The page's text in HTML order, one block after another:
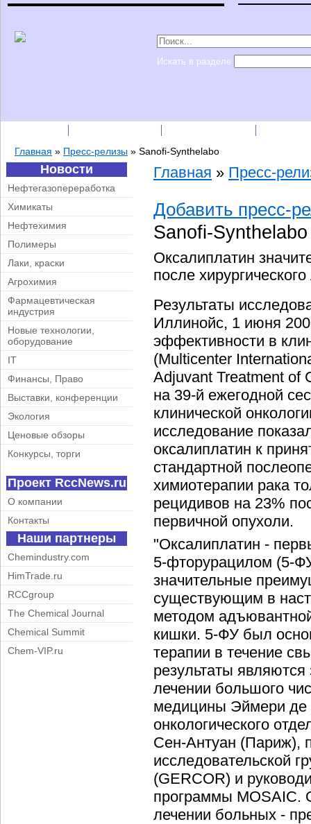
Искать в разделе
Главная » Пресс-релизы » Sanofi-Synthelabo
Новости
Нефтегазопереработка
Химикаты
Нефтехимия
Полимеры
Лаки, краски
Агрохимия
Фармацевтическая
индустрия
Новые технологии,
оборудование
IT
Финансы, Право
Выставки, конференции
Экология
Ценовые обзоры
Конкурсы, торги
Проект RccNews.ru
О компании
Контакты
Наши партнеры
Chemindustry.com
HimTrade.ru
RCCgroup
The Chemical Journal
Chemical Summit
Chem-VIP.ru
Главная » Пресс-
Добавить пресс-
Sanofi-
Оксалиплатин
после
Результаты
Иллинойс, 1 июня
эффективности в
(Multicenter
Adjuvant Treatment of
на 39-й ежегодной
клинической
исследование
оксалиплатин к
стандартной
химиотерапии рака
рецидивов на 23%
первичной опухоли.
"Оксалиплатин -
5-фторурацилом (5-
значительные
существующим в
методом
кишки. 5-ФУ был
терапии в течение
результаты
лечении большого
медицины Эймери де
онкологического
Сен-Антуан (Париж),
исследовательской
(GERCOR) и
программы MOSAIC.
лечении больных -